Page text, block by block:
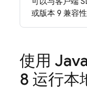
或版本 9 兼容
使用
8 运行本